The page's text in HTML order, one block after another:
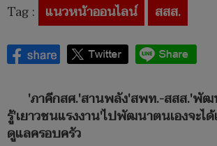
Tag : แนวหน้าออนไลน์ สสส.
'ภาคีกสศ.'สานพลัง'สพท.-สสส.'พัฒ
รู้'เยาวชนแรงงาน'ไปพัฒนาตนเองจะไ
ดูแลครอบครัว